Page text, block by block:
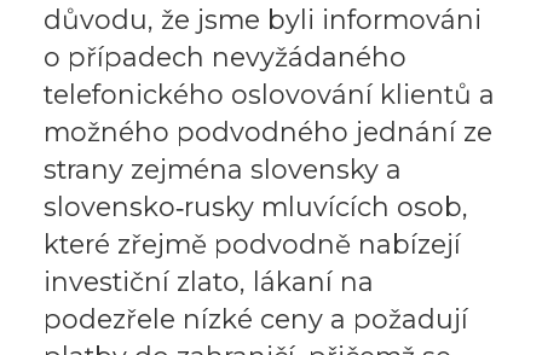
důvodu, že jsme byli informováni
o případech nevyžádaného
telefonického oslovování klientů a
možného podvodného jednání ze
strany zejména slovensky a
slovensko‑rusky mluvících osob,
které zřejmě podvodně nabízejí
investiční zlato, lákaní na
podezřele nízké ceny a požadují